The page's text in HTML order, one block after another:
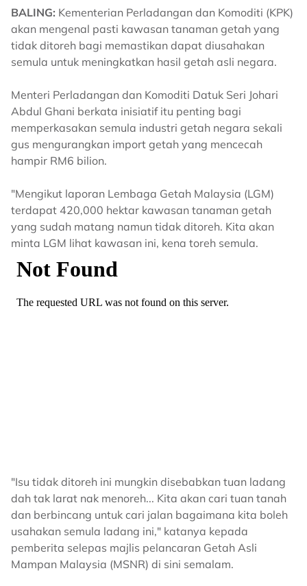
BALING: Kementerian Perladangan dan Komoditi (KPK)
akan mengenal pasti kawasan tanaman getah yang
tidak ditoreh bagi memastikan dapat diusahakan
semula untuk meningkatkan hasil getah asli negara.
Menteri Perladangan dan Komoditi Datuk Seri Johari
Abdul Ghani berkata inisiatif itu penting bagi
memperkasakan semula industri getah negara sekali
gus mengurangkan import getah yang mencecah
hampir RM6 bilion.
"Mengikut laporan Lembaga Getah Malaysia (LGM)
terdapat 420,000 hektar kawasan tanaman getah
yang sudah matang namun tidak ditoreh. Kita akan
minta LGM lihat kawasan ini, kena toreh semula.
"Isu tidak ditoreh ini mungkin disebabkan tuan ladang
dah tak larat nak menoreh... Kita akan cari tuan tanah
dan berbincang untuk cari jalan bagaimana kita boleh
usahakan semula ladang ini," katanya kepada
pemberita selepas majlis pelancaran Getah Asli
Mampan Malaysia (MSNR) di sini semalam.